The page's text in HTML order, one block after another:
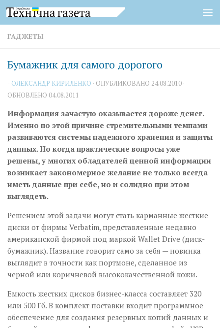
Перейти к содержимому
ГАДЖЕТЫ
Бумажник для самого дорогого
- ОЛЕКСАНДР КИРИЛЕНКО · ОПУБЛИКОВАНО 24.08.2010 ·
ОБНОВЛЕНО 04.08.2011
Информация зачастую оказывается дороже денег.
Именно по этой причине стремительными темпами
развиваются системы надежного хранения и защиты
данных. Но когда практические вопросы уже
решены, у многих обладателей ценной информации
возникает закономерное желание не только всегда
иметь данные при себе, но и солидно при этом
выглядеть.
Решением этой задачи могут стать карманные жесткие
диски от фирмы Verbatim, представленные недавно
американской фирмой под маркой Wallet Drive (диск-
бумажник). Название говорит само за себя — новинка
выглядит в точности как портмоне, сделанное из
черной или коричневой высококачественной кожи.
Емкость жестких дисков бизнес-класса составляет 320
или 500 Гб. В комплект поставки входит программное
обеспечение для создания резервных копий данных и